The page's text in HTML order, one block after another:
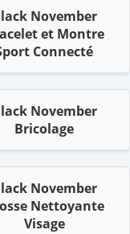
November
et Montre
Connecté
November
Bricolage
November
Nettoyante
Visage